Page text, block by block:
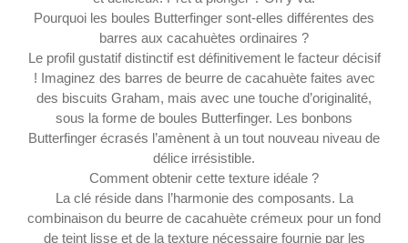
Pourquoi les boules Butterfinger sont-elles différentes des
barres aux cacahuètes ordinaires ?
Le profil gustatif distinctif est définitivement le facteur décisif
! Imaginez des barres de beurre de cacahuète faites avec
des biscuits Graham, mais avec une touche d’originalité,
sous la forme de boules Butterfinger. Les bonbons
Butterfinger écrasés l’amènent à un tout nouveau niveau de
délice irrésistible.
Comment obtenir cette texture idéale ?
La clé réside dans l’harmonie des composants. La
combinaison du beurre de cacahuète crémeux pour un fond
de teint lisse et de la texture nécessaire fournie par les